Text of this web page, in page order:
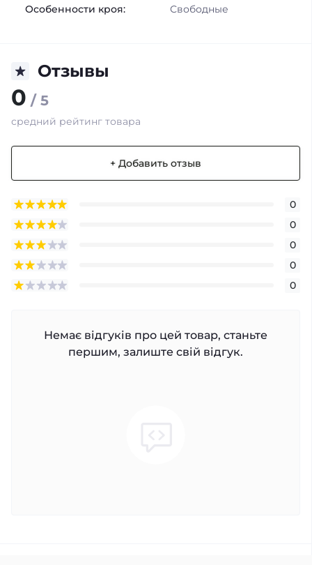
Особенности кроя: Свободные
Отзывы
0 / 5
средний рейтинг товара
+ Добавить отзыв
0
0
0
0
0
Немає відгуків про цей товар, станьте
першим, залиште свій відгук.